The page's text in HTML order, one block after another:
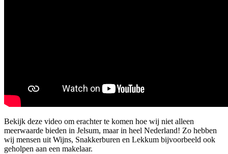
Bekijk deze video om erachter te komen hoe wij niet alleen
meerwaarde bieden in Jelsum, maar in heel Nederland! Zo hebben
wij mensen uit Wijns, Snakkerburen en Lekkum bijvoorbeeld ook
geholpen aan een makelaar.